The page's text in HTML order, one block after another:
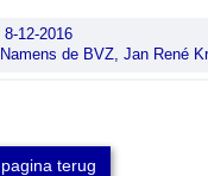
8-12-2016
Namens de BVZ, Jan René
pagina terug